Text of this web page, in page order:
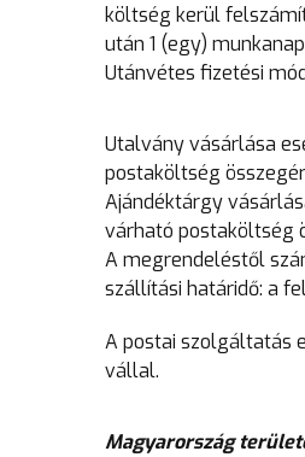
költség kerül
után 1 (egy)
Utánvétes fizetési
Utalvány vásárlása
postaköltség
Ajándéktárgy
várható postaköltség
A megrendeléstől
szállítási határidő: a
A postai szolgáltatás
vállal.
Magyarország